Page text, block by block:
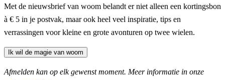
Met de nieuwsbrief van woom belandt er niet alleen een kortingsbon
à € 5 in je postvak, maar ook heel veel inspiratie, tips en
verrassingen voor kleine en grote avonturen op twee wielen.
Ik wil de magie van woom
Afmelden kan op elk gewenst moment. Meer informatie in onze